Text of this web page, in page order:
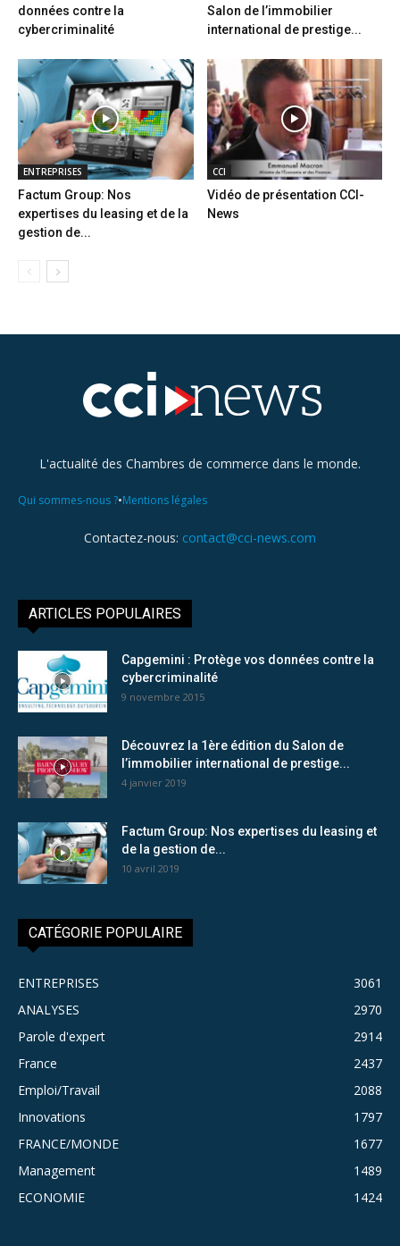
données contre la
cybercriminalité
Salon de l’immobilier
international de prestige...
ENTREPRISES
Factum Group: Nos
expertises du leasing et de la
gestion de...
CCI
Vidéo de présentation CCI-
News
L'actualité des Chambres de commerce dans le monde.
Qui sommes-nous ?•Mentions légales
Contactez-nous: contact@cci-news.com
ARTICLES POPULAIRES
Capgemini : Protège vos données contre la
cybercriminalité
9 novembre 2015
Découvrez la 1ère édition du Salon de
l’immobilier international de prestige...
4 janvier 2019
Factum Group: Nos expertises du leasing et
de la gestion de...
10 avril 2019
CATÉGORIE POPULAIRE
ENTREPRISES
3061
ANALYSES
2970
Parole d'expert
2914
France
2437
Emploi/Travail
2088
Innovations
1797
FRANCE/MONDE
1677
Management
1489
ECONOMIE
1424